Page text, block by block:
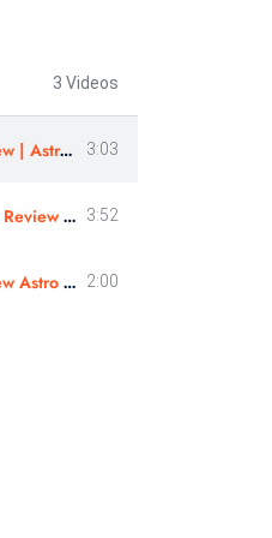
3 Videos
Sshree Astro Vastu Review | Astro - Ankur Singla Ji In Hindi 3:03
Sshree Astro Vastu Astro Review | Astro - Jitendra Vijay Singh Ji In Hindi 3:52
Sshree Astro Vastu Review Astro Preksha Pragnesh Ji In Marathi 2:00